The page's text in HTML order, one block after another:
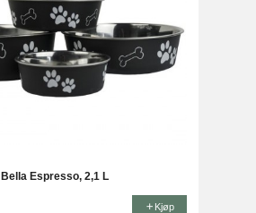
Bella Espresso, 2,1 L
Kjøp